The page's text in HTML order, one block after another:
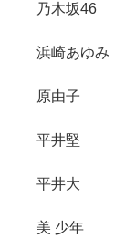
乃木坂46
浜崎あゆみ
原由子
平井堅
平井大
美 少年